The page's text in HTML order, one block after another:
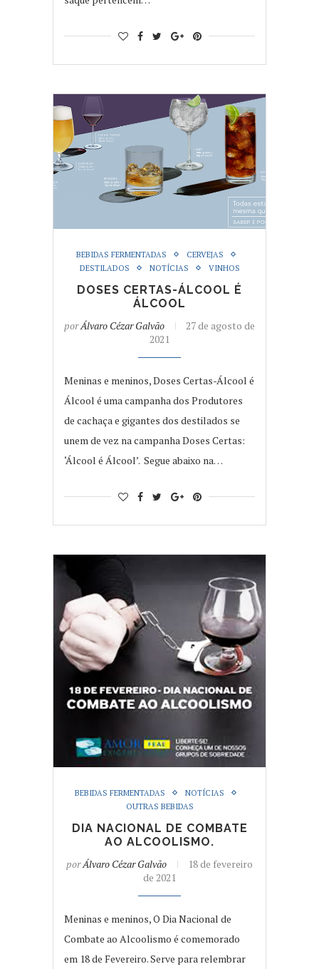
BEBIDAS FERMENTADAS
CERVEJAS
DESTILADOS
NOTÍCIAS VINHOS
DOSES CERTAS-ÁLCOOL É
ÁLCOOL
porÁlvaro Cézar Galvão
27 de agosto de
2021
Meninas e meninos, Doses Certas-Álcool é
Álcool é uma campanha dos Produtores
de cachaça e gigantes dos destilados se
unem de vez na campanha Doses Certas:
‘Álcool é Álcool’. Segue abaixo na…
BEBIDAS FERMENTADAS
NOTÍCIAS
OUTRAS BEBIDAS
DIA NACIONAL DE COMBATE
AO ALCOOLISMO.
porÁlvaro Cézar Galvão
18 de fevereiro
de 2021
Meninas e meninos, O Dia Nacional de
Combate ao Alcoolismo é comemorado
em 18 de Fevereiro. Serve para relembrar